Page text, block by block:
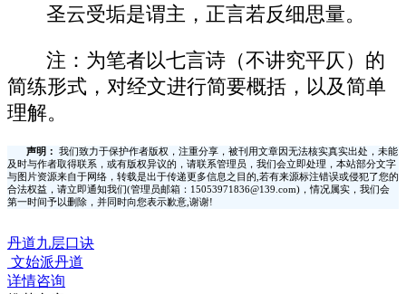
圣云受垢是谓主，正言若反细思量。
注：为笔者以七言诗（不讲究平仄）的
简练形式，对经文进行简要概括，以及简单
理解。
声明：
我们致力于保护作者版权，注重分享，被刊用文章因无法核实真实出处，未能
及时与作者取得联系，或有版权异议的，请联系管理员，我们会立即处理，本站部分文字
与图片资源来自于网络，转载是出于传递更多信息之目的,若有来源标注错误或侵犯了您的
合法权益，请立即通知我们(管理员邮箱：15053971836@139.com)，情况属实，我们会
第一时间予以删除，并同时向您表示歉意,谢谢!
丹道九层口诀
文始派丹道
详情咨询